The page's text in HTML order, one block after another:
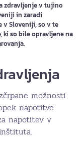
zdravljenje v tujino
in zaradi
v Sloveniji, so v te
ki so bile opravljene na
možnosti
napotitve
napotitev v